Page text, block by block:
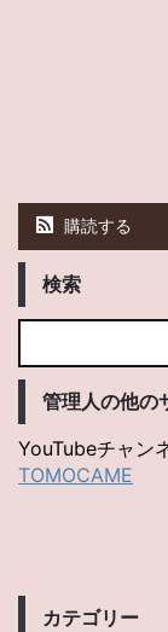
購読する
検索
管理人の他の
YouTubeチャン
TOMOCAME
カテゴリー